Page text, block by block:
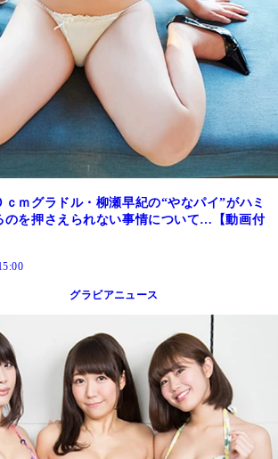
ｃｍグラドル・柳瀬早紀の“やなパイ”がハミ
のを押さえられない事情について…【動画付
グラビアニュース